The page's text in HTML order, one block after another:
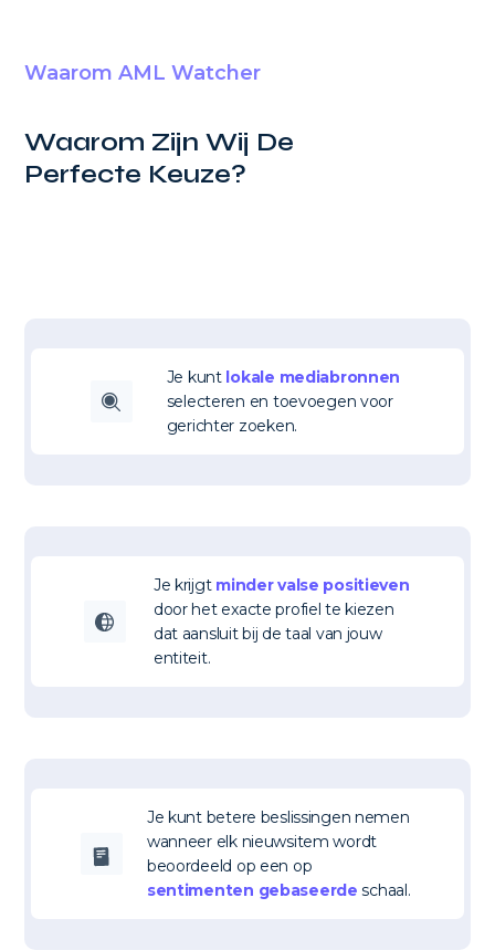
Waarom AML Watcher
Waarom Zijn Wij De
Perfecte Keuze?
Je kunt lokale mediabronnen
selecteren en toevoegen voor
gerichter zoeken.
Je krijgt minder valse positieven
door het exacte profiel te kiezen
dat aansluit bij de taal van jouw
entiteit.
Je kunt betere beslissingen nemen
wanneer elk nieuwsitem wordt
beoordeeld op een op
sentimenten gebaseerde schaal.